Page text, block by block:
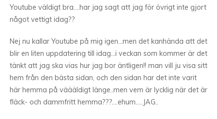
Youtube väldigt bra….har jag sagt att jag för övrigt inte gjort
något vettigt idag??
Nej nu kallar Youtube på mig igen…men det kanhända att det
blir en liten uppdatering till idag…i veckan som kommer är det
tänkt att jag ska vias hur jag bor äntligen!! man vill ju visa sitt
hem från den bästa sidan, och den sidan har det inte varit
här hemma på väääldigt länge..men vem är lycklig när det är
fläck- och dammfritt hemma???….ehum…..JAG..